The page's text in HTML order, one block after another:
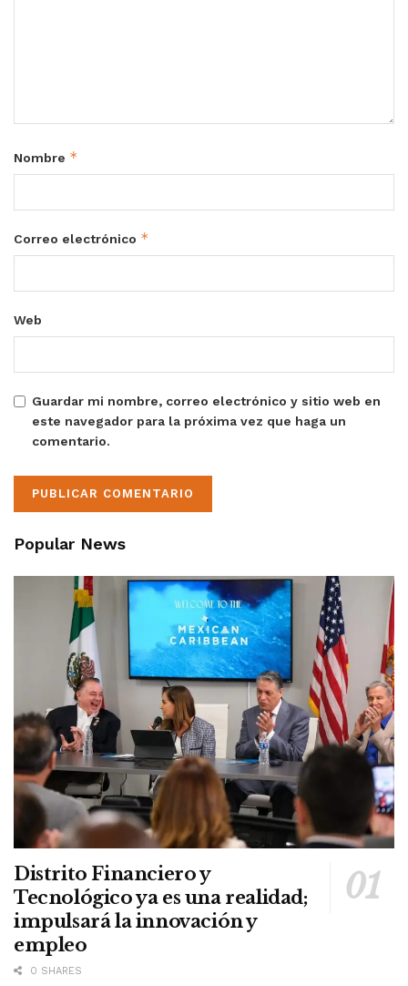
Nombre *
Correo electrónico *
Web
Guardar mi nombre, correo electrónico y sitio web en
este navegador para la próxima vez que haga un
comentario.
Popular News
Distrito Financiero y
Tecnológico ya es una realidad;
impulsará la innovación y
empleo
0 SHARES